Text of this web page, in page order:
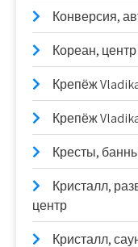
Конверсия,
Кореан,
Крепёж
Крепёж
Кресты,
Кристалл,
центр
Кристалл,